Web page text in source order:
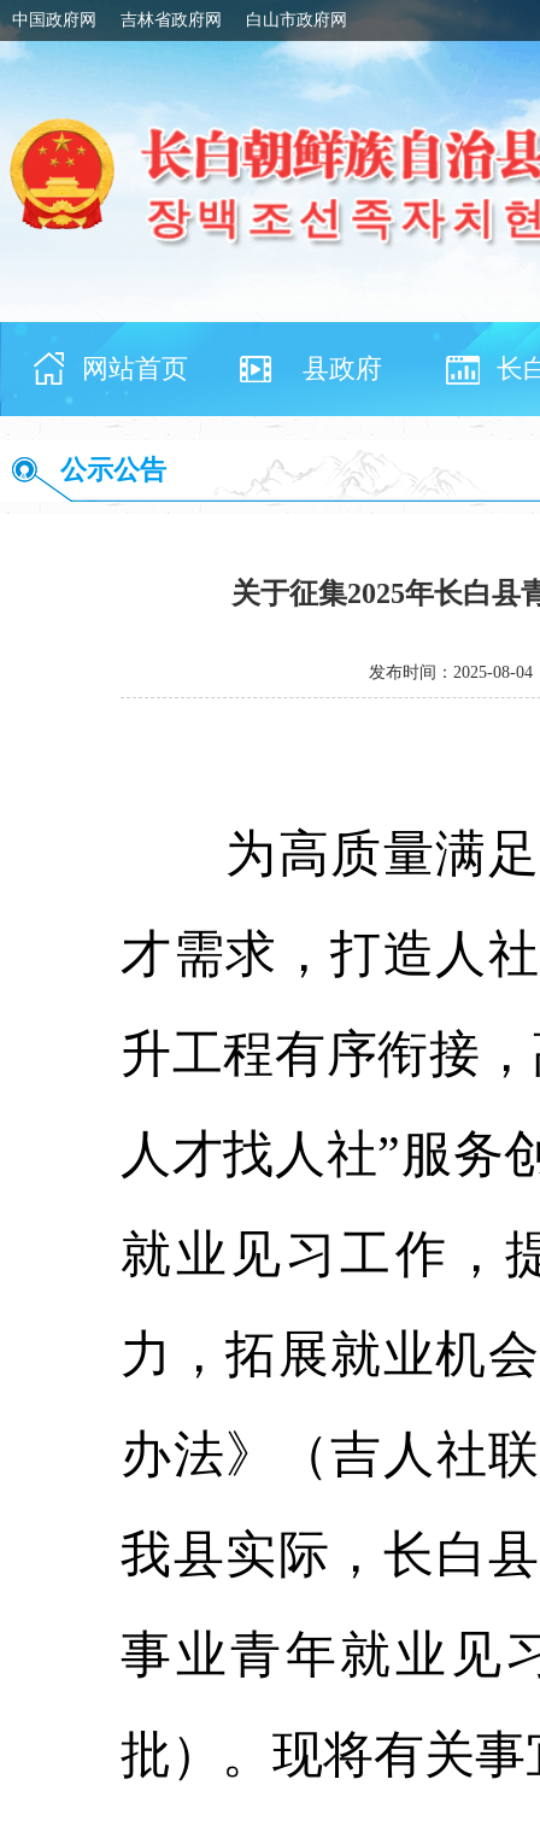
中国政府网 吉林省政府网 白山市政府网
网站首页 县政府 长
公示公告
关于征集2025年长白县
发布时间：2025-08-04
为高质量满
才需求，打造人
升工程有序衔接
人才找人社”服务
就业见习工作，
力，拓展就业机
办法》（吉人社
我县实际，长白
事业青年就业见
批）。现将有关